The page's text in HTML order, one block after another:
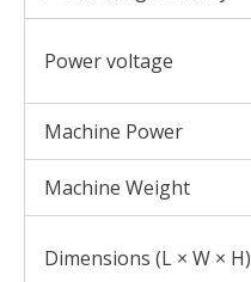
Power voltage
Machine Power
Machine Weight
Dimensions (L × W × H)